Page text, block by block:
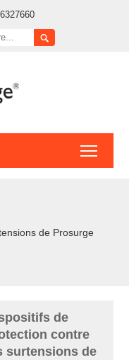

de Prosurge
de
contre
surtensions de